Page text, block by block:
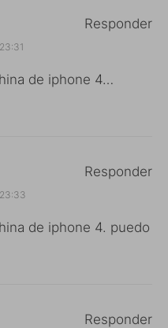
de iphone 4…
Responder
de iphone 4. puedo
Responder
Responder